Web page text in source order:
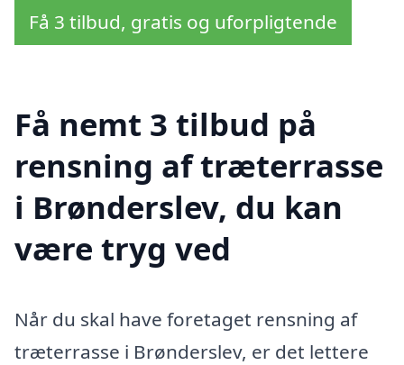
Få 3 tilbud, gratis og uforpligtende
Få nemt 3 tilbud på
rensning af træterrasse
i Brønderslev, du kan
være tryg ved
Når du skal have foretaget rensning af
træterrasse i Brønderslev, er det lettere